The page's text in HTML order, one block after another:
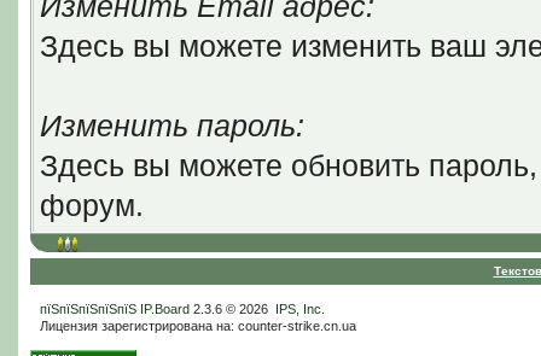
Здесь вы можете изменить ваш
Изменить пароль:
Здесь вы можете обновить
форум.
пїЅпїЅпїЅпїЅпїЅ IP.Board2.3.6 © 2026 IPS, Inc
Лицензия зарегистрирована на: counter-strike.cn.ua